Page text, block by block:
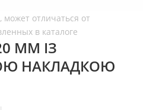
ММ ІЗ
НАКЛАДКОЮ